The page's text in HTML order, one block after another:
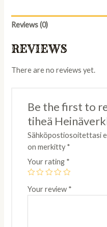
Reviews (0)
REVIEWS
There are no reviews yet.
Be the first to
tiheä
Sähköpostiosoitettasi
on merkitty*
Your rating *
Your review *